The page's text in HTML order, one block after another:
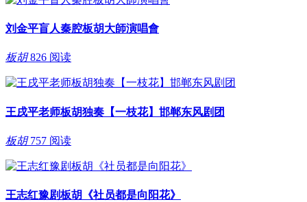
刘金平盲人秦腔板胡大師演唱會
板胡 826 阅读
王戌平老师板胡独奏【一枝花】邯郸东风剧团
板胡 757 阅读
王志红豫剧板胡《社员都是向阳花》